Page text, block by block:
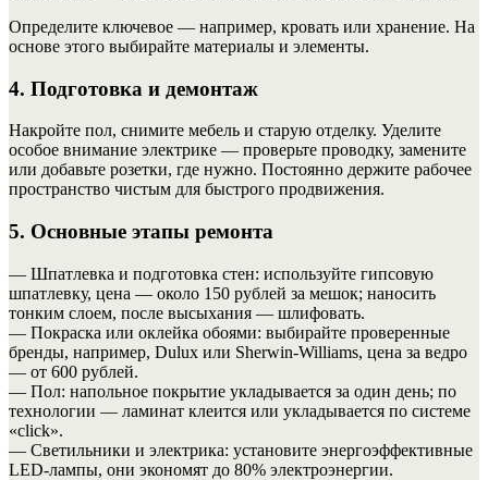
Определите ключевое — например, кровать или хранение. На
основе этого выбирайте материалы и элементы.
4. Подготовка и демонтаж
Накройте пол, снимите мебель и старую отделку. Уделите
особое внимание электрике — проверьте проводку, замените
или добавьте розетки, где нужно. Постоянно держите рабочее
пространство чистым для быстрого продвижения.
5. Основные этапы ремонта
— Шпатлевка и подготовка стен: используйте гипсовую
шпатлевку, цена — около 150 рублей за мешок; наносить
тонким слоем, после высыхания — шлифовать.
— Покраска или оклейка обоями: выбирайте проверенные
бренды, например, Dulux или Sherwin-Williams, цена за ведро
— от 600 рублей.
— Пол: напольное покрытие укладывается за один день; по
технологии — ламинат клеится или укладывается по системе
«click».
— Светильники и электрика: установите энергоэффективные
LED-лампы, они экономят до 80% электроэнергии.